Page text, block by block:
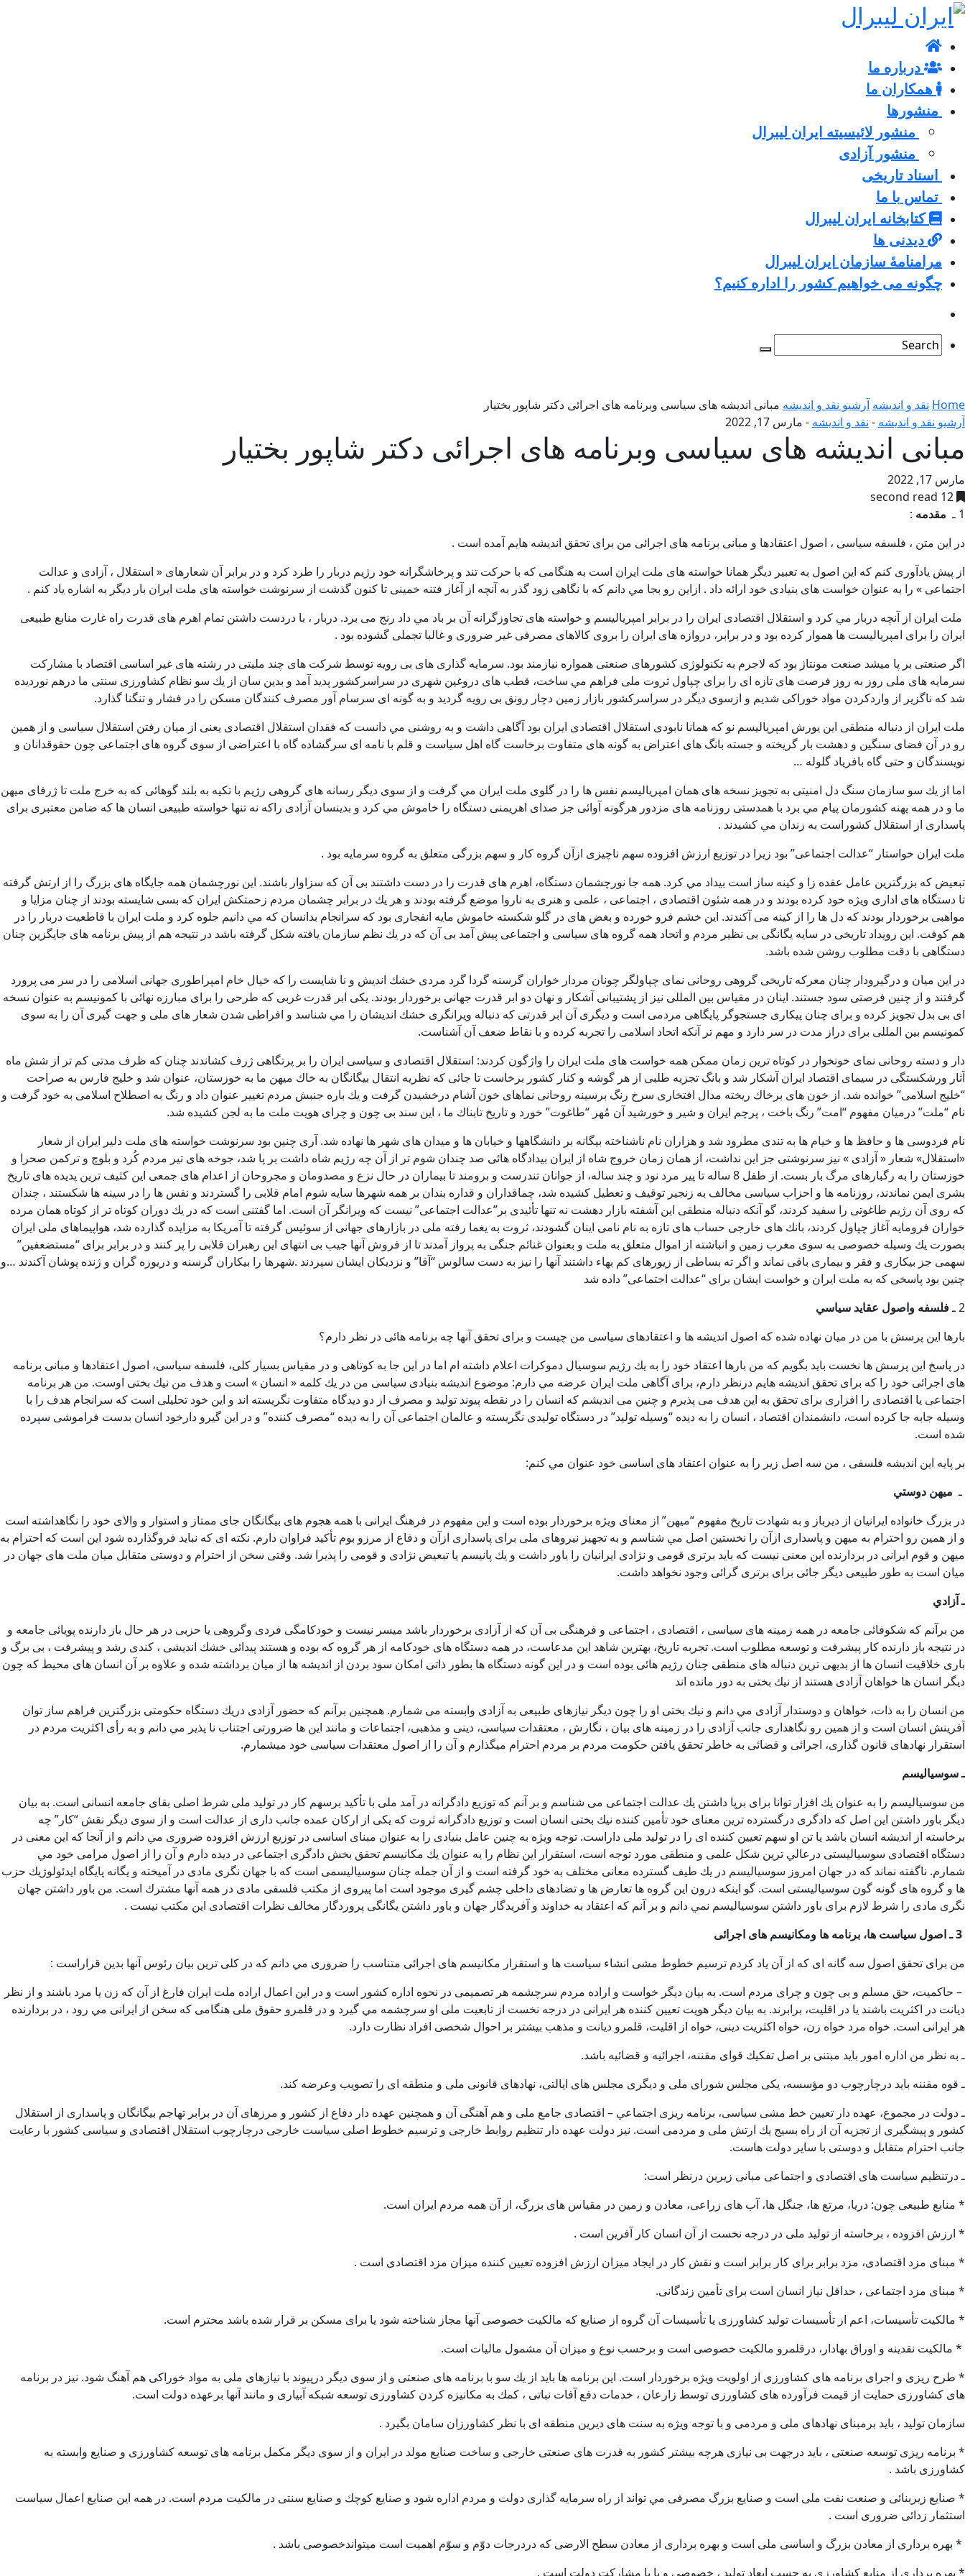
درباره ما
همکاران ما
منشورها
منشور لائیسیته ایران لیبرال
منشور آزادی
اسناد تاریخی
تماس با ما
کتابخانه ایران لیبرال
دیدنی ها
مرامنامۀ سازمان ایران لیبرال
چگونه می خواهیم کشور را اداره کنیم؟
Home نقد و اندیشه آرشیو نقد و اندیشه مبانی انديشه های سياسی وبرنامه های اجرائی دكتر شاپور بختيار
آرشیو نقد و اندیشه - نقد و اندیشه - مارس 17, 2022
مبانی انديشه های سياسی وبرنامه های اجرائی دكتر شاپور بختيار
مارس 17, 2022
12 second read
1 ـ
مقدمه :
در اين متن ، فلسفه سياسی ، اصول اعتقادها و مبانی برنامه های اجرائی من برای تحقق انديشه هايم آمده است .
از پيش يادآوری كنم كه اين اصول به تعبير ديگر همانا خواسته های ملت ايران است به هنگامی كه با حركت تند و پرخاشگرانه خود رژيم دربار را طرد كرد و در برابر آن شعارهای « استقلال ، آزادی و عدالت
اجتماعی » را به عنوان خواست های بنيادی خود ارائه داد . ازاين رو بجا مي دانم كه با نگاهی زود گذر به آنچه از آغاز فتنه خمينی تا كنون گذشت از سرنوشت خواسته های ملت ايران بار ديگر به اشاره ياد كنم .
ملت ايران از آنچه دربار مي كرد و استقلال اقتصادی ايران را در برابر امپرياليسم و خواسته های تجاوزگرانه آن بر باد مي داد رنج می برد. دربار ، با دردست داشتن تمام اهرم های قدرت راه غارت منابع طبيعی
ايران را برای امپرياليست ها هموار كرده بود و در برابر، دروازه های ايران را بروی كالاهای مصرفی غير ضروری و غالبا تجملی گشوده بود .
اگر صنعتی بر پا ميشد صنعت مونتاژ بود كه لاجرم به تكنولوژی كشورهای صنعتی همواره نيازمند بود. سرمايه گذاری های بی رويه توسط شركت های چند مليتی در رشته های غير اساسی اقتصاد با مشاركت
سرمايه های ملی روز به روز فرصت های تازه ای را برای چپاول ثروت ملی فراهم مي ساخت، قطب های دروغين شهری در سراسركشور پديد آمد و بدين سان از يك سو نظام كشاورزی سنتی ما درهم نورديده
شد كه ناگزير از واردكردن مواد خوراكی شديم و ازسوی ديگر در سراسركشور بازار زمين دچار رونق بی رويه گرديد و به گونه ای سرسام آور مصرف كنندگان مسكن را در فشار و تنگنا گذارد.
ملت ايران از دنباله منطقی اين يورش امپرياليسم نو كه همانا نابودی استقلال اقتصادی ايران بود آگاهی داشت و به روشنی مي دانست كه فقدان استقلال اقتصادی يعنی از ميان رفتن استقلال سياسی و از همين
رو در آن فضای سنگين و دهشت بار گريخته و جسته بانگ های اعتراض به گونه های متفاوت برخاست گاه اهل سياست و قلم با نامه ای سرگشاده گاه با اعتراضی از سوی گروه های اجتماعی چون حقوقدانان و
نويسندگان و حتی گاه بافرياد گلوله …
اما از يك سو سازمان سنگ دل امنيتی به تجويز نسخه های همان امپرياليسم نفس ها را در گلوی ملت ايران مي گرفت و از سوی ديگر رسانه های گروهی رژيم با تكيه به بلند گوهائی كه به خرج ملت تا ژرفای ميهن
ما و در همه پهنه كشورمان پيام مي برد با همدستی روزنامه های مزدور هرگونه آوائی جز صدای اهريمنی دستگاه را خاموش مي كرد و بدينسان آزادی راكه نه تنها خواسته طبيعی انسان ها كه ضامن معتبری برای
پاسداری از استقلال كشوراست به زندان مي كشيدند .
ملت ايران خواستار “عدالت اجتماعی” بود زيرا در توزيع ارزش افزوده سهم ناچيزی ازآن گروه كار و سهم بزرگی متعلق به گروه سرمايه بود .
تبعيض كه بزرگترين عامل عقده زا و كينه ساز است بيداد مي كرد. همه جا نورچشمان دستگاه، اهرم های قدرت را در دست داشتند بی آن كه سزاوار باشند. اين نورچشمان همه جايگاه های بزرگ را از ارتش گرفته
تا دستگاه های اداری ويژه خود كرده بودند و در همه شئون اقتصادی ، اجتماعی ، علمی و هنری به ناروا موضع گرفته بودند و هر يك در برابر چشمان مردم زحمتكش ايران كه بسی شايسته بودند از چنان مزايا و
مواهبی برخوردار بودند كه دل ها را از كينه می آكندند. اين خشم فرو خورده و بغض های در گلو شكسته خاموش مايه انفجاری بود كه سرانجام بدانسان كه مي دانيم جلوه كرد و ملت ايران با قاطعيت دربار را در
هم كوفت. اين رويداد تاريخی در سايه يگانگی بی نظير مردم و اتحاد همه گروه های سياسی و اجتماعی پيش آمد بی آن كه در يك نظم سازمان يافته شكل گرفته باشد در نتيجه هم از پيش برنامه های جايگزين چنان
دستگاهی با دقت مطلوب روشن شده باشد.
در اين ميان و درگيرودار چنان معركه تاريخی گروهی روحانی نمای چپاولگر چونان مردار خواران گرسنه گردا گرد مردی خشك انديش و نا شايست را كه خيال خام امپراطوری جهانی اسلامی را در سر می پرورد
گرفتند و از چنين فرصتی سود جستند. اينان در مقياس بين المللی نيز از پشتيبانی آشكار و نهان دو ابر قدرت جهانی برخوردار بودند. يكی ابر قدرت غربی كه طرحی را برای مبارزه نهائی با كمونيسم به عنوان نسخه
ای بی بدل تجويز كرده و برای چنان پيكاری جستجوگر پايگاهی مردمی است و ديگری آن ابر قدرتی كه دنباله ويرانگری خشك انديشان را مي شناسد و افراطی شدن شعار های ملی و جهت گيری آن را به سوی
كمونيسم بين المللی برای دراز مدت در سر دارد و مهم تر آنكه اتحاد اسلامی را تجربه كرده و با نقاط ضعف آن آشناست.
دار و دسته روحانی نمای خونخوار در كوتاه ترين زمان ممكن همه خواست های ملت ايران را واژگون كردند: استقلال اقتصادی و سياسی ايران را بر پرتگاهی ژرف كشاندند چنان كه ظرف مدتی كم تر از شش ماه
آثار ورشكستگی در سيمای اقتصاد ايران آشكار شد و بانگ تجزيه طلبی از هر گوشه و كنار كشور برخاست تا جائی كه نظريه انتقال بيگانگان به خاك ميهن ما به خوزستان، عنوان شد و خليج فارس به صراحت
“خليج اسلامی” خوانده شد. از خون های برخاك ريخته مدال افتخاری سرخ رنگ برسينه روحانی نماهای خون آشام درخشيدن گرفت و يك باره جنبش مردم تغيير عنوان داد و رنگ به اصطلاح اسلامی به خود گرفت و
نام “ملت” درميان مفهوم “امت” رنگ باخت ، پرچم ايران و شير و خورشيد آن مُهر “طاغوت” خورد و تاريخ تابناك ما ، اين سند بی چون و چرای هويت ملت ما به لجن كشيده شد.
نام فردوسی ها و حافظ ها و خيام ها به تندی مطرود شد و هزاران نام ناشناخته بيگانه بر دانشگاهها و خيابان ها و ميدان های شهر ها نهاده شد. آری چنين بود سرنوشت خواسته های ملت دلير ايران از شعار
«استقلال» شعار « آزادی » نيز سرنوشتی جز اين نداشت، از همان زمان خروج شاه از ايران بيدادگاه هائی صد چندان شوم تر از آن چه رژيم شاه داشت بر پا شد، جوخه های تير مردم كُرد و بلوچ و تركمن صحرا و
خوزستان را به رگبارهای مرگ بار بست. از طفل 8 ساله تا پير مرد نود و چند ساله، از جوانان تندرست و برومند تا بيماران در حال نزع و مصدومان و مجروحان از اعدام های جمعی اين كثيف ترين پديده های تاريخ
بشری ايمن نماندند، روزنامه ها و احزاب سياسی مخالف به زنجير توقيف و تعطيل كشيده شد، چماقداران و قداره بندان بر همه شهرها سايه شوم امام قلابی را گستردند و نفس ها را در سينه ها شكستند ، چندان
كه روی آن رژيم طاغوتی را سفيد كردند، گو آنكه دنباله منطقی اين آشفته بازار دهشت نه تنها تأئيدی بر”عدالت اجتماعی” نيست كه ويرانگر آن است. اما گفتنی است كه در يك دوران كوتاه تر از كوتاه همان مرده
خواران فرومايه آغاز چپاول كردند، بانك های خارجی حساب های تازه به نام نامی اينان گشودند، ثروت به يغما رفته ملی در بازارهای جهانی از سوئيس گرفته تا آمريكا به مزايده گذارده شد، هواپيماهای ملی ايران
بصورت يك وسيله خصوصی به سوی مغرب زمين و انباشته از اموال متعلق به ملت و بعنوان غنائم جنگی به پرواز آمدند تا از فروش آنها جيب بی انتهای اين رهبران قلابی را پر كنند و در برابر برای “مستضعفين”
سهمی جز بيكاری و فقر و بيماری باقی نماند و اگر ته بساطی از زيورهای كم بهاء داشتند آنها را نيز به دست سالوس “آقا” و نزديكان ايشان سپردند .شهرها را بيكاران گرسنه و دريوزه گران و ژنده پوشان آكندند …و
چنين بود پاسخی كه به ملت ايران و خواست ايشان برای “عدالت اجتماعی” داده شد
2 ـ فلسفه واصول عقايد سياسي
بارها اين پرسش با من در ميان نهاده شده كه اصول انديشه ها و اعتقادهای سياسی من چيست و برای تحقق آنها چه برنامه هائی در نظر دارم؟
در پاسخ اين پرسش ها نخست بايد بگويم كه من بارها اعتقاد خود را به يك رژيم سوسيال دموكرات اعلام داشته ام اما در اين جا به كوتاهی و در مقياس بسيار كلی، فلسفه سياسی، اصول اعتقادها و مبانی برنامه
های اجرائی خود را كه برای تحقق انديشه هايم درنظر دارم، برای آگاهی ملت ايران عرضه مي دارم: موضوع انديشه بنيادی سياسی من در يك كلمه « انسان » است و هدف من نيك بختی اوست. من هر برنامه
اجتماعی يا اقتصادی را افزاری برای تحقق به اين هدف می پذيرم و چنين می انديشم كه انسان را در نقطه پيوند توليد و مصرف از دو ديدگاه متفاوت نگريسته اند و اين خود تحليلی است كه سرانجام هدف را با
وسيله جابه جا كرده است، دانشمندان اقتصاد ، انسان را به ديده “وسيله توليد” در دستگاه توليدی نگريسته و عالمان اجتماعی آن را به ديده “مصرف كننده” و در اين گيرو دارخود انسان بدست فراموشی سپرده
شده است.
بر پايه اين انديشه فلسفی ، من سه اصل زير را به عنوان اعتقاد های اساسی خود عنوان مي كنم:
ـ ميهن دوستي
در بزرگ خانواده ايرانيان از ديرباز و به شهادت تاريخ مفهوم “ميهن” از معنای ويژه برخوردار بوده است و اين مفهوم در فرهنگ ايرانی با همه هجوم های بيگانگان جای ممتاز و استوار و والای خود را نگاهداشته است
و از همين رو احترام به ميهن و پاسداری ازآن را نخستين اصل مي شناسم و به تجهيز نيروهای ملی برای پاسداری ازآن و دفاع از مرزو بوم تأكيد فراوان دارم. نكته ای كه نبايد فروگذارده شود اين است كه احترام به
ميهن و قوم ايرانی در بردارنده اين معنی نيست كه بايد برتری قومی و نژادی ايرانيان را باور داشت و يك پانيسم يا تبعيض نژادی و قومی را پذيرا شد. وقتی سخن از احترام و دوستی متقابل ميان ملت های جهان در
ميان است به طور طبيعی ديگر جائی برای برتری گرائی وجود نخواهد داشت.
ـ آزادي
من برآنم كه شكوفائی جامعه در همه زمينه های سياسی ، اقتصادی ، اجتماعی و فرهنگی بی آن كه از آزادی برخوردار باشد ميسر نيست و خودكامگی فردی وگروهی يا حزبی در هر حال باز دارنده پويائی جامعه و
در نتيجه باز دارنده كار پيشرفت و توسعه مطلوب است. تجربه تاريخ، بهترين شاهد اين مدعاست، در همه دستگاه های خودكامه از هر گروه كه بوده و هستند پيدائی خشك انديشی ، كندی رشد و پيشرفت ، بی برگ و
باری خلاقيت انسان ها از بديهی ترين دنباله های منطقی چنان رژيم هائی بوده است و در اين گونه دستگاه ها بطور ذاتی امكان سود بردن از انديشه ها از ميان برداشته شده و علاوه بر آن انسان های محيط كه چون
ديگر انسان ها خواهان آزادی هستند از نيك بختی به دور مانده اند
من انسان را به ذات، خواهان و دوستدار آزادی مي دانم و نيك بختی او را چون ديگر نيازهای طبيعی به آزادی وابسته می شمارم. همچنين برآنم كه حضور آزادی دريك دستگاه حكومتی بزرگترين فراهم ساز توان
آفرينش انسان است و از همين رو نگاهداری جانب آزادی را در زمينه های بيان ، نگارش ، معتقدات سياسی، دينی و مذهبی، اجتماعات و مانند اين ها ضرورتی اجتناب نا پذير مي دانم و به رأی اكثريت مردم در
استقرار نهادهای قانون گذاری، اجرائی و قضائی به خاطر تحقق يافتن حكومت مردم بر مردم احترام ميگذارم و آن را از اصول معتقدات سياسی خود ميشمارم.
ـ سوسياليسم
من سوسياليسم را به عنوان يك افزار توانا برای برپا داشتن يك عدالت اجتماعی می شناسم و بر آنم كه توزيع دادگرانه در آمد ملی با تأكيد برسهم كار در توليد ملی شرط اصلی بقای جامعه انسانی است. به بيان
ديگر باور داشتن اين اصل كه دادگری درگسترده ترين معنای خود تأمين كننده نيك بختی انسان است و توزيع دادگرانه ثروت كه يكی از اركان عمده جانب داری از عدالت است و از سوی ديگر نقش “كار” چه
برخاسته از انديشه انسان باشد يا تن او سهم تعيين كننده ای را در توليد ملی داراست. توجه ويژه به چنين عامل بنيادی را به عنوان مبنای اساسی در توزيع ارزش افزوده ضروری مي دانم و از آنجا كه اين معنی در
دستگاه اقتصادی سوسياليستی درعالي ترين شكل علمی و منطقی مورد توجه است، استقرار اين نظام را به عنوان يك مكانيسم تحقق بخش دادگری اجتماعی در ديده دارم و آن را از اصول مرامی خود مي
شمارم. ناگفته نماند كه در جهان امروز سوسياليسم در يك طيف گسترده معانی مختلف به خود گرفته است و از آن جمله چنان سوسياليسمی است كه با جهان نگری مادی در آميخته و يگانه پايگاه ايدئولوژيك حزب
ها و گروه های گونه گون سوسياليستی است. گو اينكه درون اين گروه ها تعارض ها و تضادهای داخلی چشم گيری موجود است اما پيروی از مكتب فلسفی مادی در همه آنها مشترك است. من باور داشتن جهان
نگری مادی را شرط لازم برای باور داشتن سوسياليسم نمي دانم و بر آنم كه اعتقاد به خداوند و آفريدگار جهان و باور داشتن يگانگی پروردگار مخالف نظرات اقتصادی اين مكتب نيست .
من برای تحقق اصول سه گانه ای كه از آن ياد كردم ترسيم خطوط مشی انشاء سياست ها و استقرار مكانيسم های اجرائی متناسب را ضروری مي دانم كه در كلی ترين بيان رئوس آنها بدين قراراست :
– حاكميت، حق مسلم و بی چون و چرای مردم است. به بيان ديگر خواست و اراده مردم سرچشمه هر تصميمی در نحوه اداره كشور است و در اين اعمال اراده ملت ايران فارغ از آن كه زن يا مرد باشند و از نظر
ديانت در اكثريت باشند يا در اقليت، برابرند. به بيان ديگر هويت تعيين كننده هر ايرانی در درجه نخست از تابعيت ملی او سرچشمه مي گيرد و در قلمرو حقوق ملی هنگامی كه سخن از ايرانی مي رود ، در بردارنده
هر ايرانی است. خواه مرد خواه زن، خواه اكثريت دينی، خواه از اقليت، قلمرو ديانت و مذهب بيشتر بر احوال شخصی افراد نظارت دارد.
ـ به نظر من اداره امور بايد مبتنی بر اصل تفكيك قوای مقننه، اجرائيه و قضائيه باشد.
ـ قوه مقننه بايد درچارچوب دو مؤسسه، يكی مجلس شورای ملی و ديگری مجلس های ايالتی، نهادهای قانونی ملی و منطقه ای را تصويب وعرضه كند.
ـ دولت در مجموع، عهده دار تعيين خط مشی سياسی، برنامه ريزی اجتماعي – اقتصادی جامع ملی و هم آهنگی آن و همچنين عهده دار دفاع از كشور و مرزهای آن در برابر تهاجم بيگانگان و پاسداری از استقلال
كشور و پيشگيری از تجزيه آن از راه بسيج يك ارتش ملی و مردمی است. نيز دولت عهده دار تنظيم روابط خارجی و ترسيم خطوط اصلی سياست خارجی درچارچوب استقلال اقتصادی و سياسی كشور با رعايت
جانب احترام متقابل و دوستی با ساير دولت هاست.
ـ درتنظيم سياست های اقتصادی و اجتماعی مبانی زيرين درنظر است:
* منابع طبيعی چون: دريا، مرتع ها، جنگل ها، آب های زراعی، معادن و زمين در مقياس های بزرگ، از آن همه مردم ايران است.
* ارزش افزوده ، برخاسته از توليد ملی در درجه نخست از آن انسان كار آفرين است .
* مبنای مزد اقتصادی، مزد برابر برای كار برابر است و نقش كار در ايجاد ميزان ارزش افزوده تعيين كننده ميزان مزد اقتصادی است .
* مبنای مزد اجتماعی ، حداقل نياز انسان است برای تأمين زندگانی.
* مالكيت تأسيسات، اعم از تأسيسات توليد كشاورزی يا تأسيسات آن گروه از صنايع كه مالكيت خصوصی آنها مجاز شناخته شود يا برای مسكن بر قرار شده باشد محترم است.
* مالكيت نقدينه و اوراق بهادار، درقلمرو مالكيت خصوصی است و برحسب نوع و ميزان آن مشمول ماليات است.
* طرح ريزی و اجرای برنامه های كشاورزی از اولويت ويژه برخوردار است. اين برنامه ها بايد از يك سو با برنامه های صنعتی و از سوی ديگر درپيوند با نيازهای ملی به مواد خوراكی هم آهنگ شود. نيز در برنامه
های كشاورزی حمايت از قيمت فرآورده های كشاورزی توسط زارعان ، خدمات دفع آفات نباتی ، كمك به مكانيزه كردن كشاورزی توسعه شبكه آبياری و مانند آنها برعهده دولت است.
سازمان توليد ، بايد برمبنای نهادهای ملی و مردمی و با توجه ويژه به سنت های ديرين منطقه ای با نظر كشاورزان سامان بگيرد .
* برنامه ريزی توسعه صنعتی ، بايد درجهت بی نيازی هرچه بيشتر كشور به قدرت های صنعتی خارجی و ساخت صنايع مولد در ايران و از سوی ديگر مكمل برنامه های توسعه كشاورزی و صنايع وابسته به
كشاورزی باشد .
* صنايع زيربنائی و صنعت نفت ملی است و صنايع بزرگ مصرفی مي تواند از راه سرمايه گذاری دولت و مردم اداره شود و صنايع كوچك و صنايع سنتی در مالكيت مردم است. در همه اين صنايع اعمال سياست
استثمار زدائی ضروری است .
* بهره برداری از معادن بزرگ و اساسی ملی است و بهره برداری از معادن سطح الارضی كه دردرجات دوّم و سوّم اهميت است ميتواندخصوصی باشد .
* بهره برداری از منابع كشاورزی به حسب ابعاد توليد ، خصوصی و يا با مشاركت دولت است .